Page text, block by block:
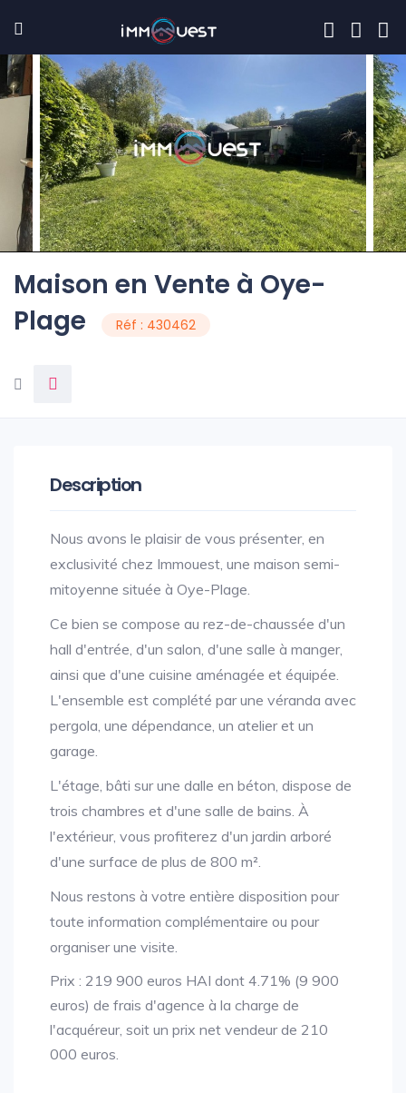
Maison en Vente à Oye-
Plage
Réf : 430462
Description
Nous avons le plaisir de vous présenter, en
exclusivité chez Immouest, une maison semi-
mitoyenne située à Oye-Plage.
Ce bien se compose au rez-de-chaussée d'un
hall d'entrée, d'un salon, d'une salle à manger,
ainsi que d'une cuisine aménagée et équipée.
L'ensemble est complété par une véranda avec
pergola, une dépendance, un atelier et un
garage.
L'étage, bâti sur une dalle en béton, dispose de
trois chambres et d'une salle de bains. À
l'extérieur, vous profiterez d'un jardin arboré
d'une surface de plus de 800 m².
Nous restons à votre entière disposition pour
toute information complémentaire ou pour
organiser une visite.
Prix : 219 900 euros HAI dont 4.71% (9 900
euros) de frais d'agence à la charge de
l'acquéreur, soit un prix net vendeur de 210
000 euros.